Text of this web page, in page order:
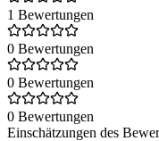
1 Bewertungen
0 Bewertungen
0 Bewertungen
0 Bewertungen
Einschätzungen des